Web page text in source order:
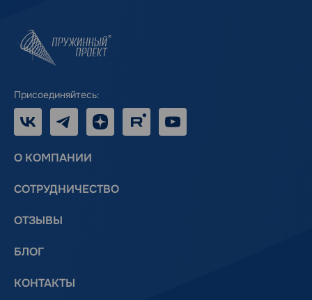
Присоединяйтесь:
VK TelegramДзен RUTUBE
О КОМПАНИИ
СОТРУДНИЧЕСТВО
ОТЗЫВЫ
БЛОГ
КОНТАКТЫ